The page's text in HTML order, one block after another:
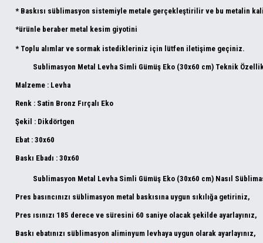
* Baskısı süblimasyon sistemiyle metale gerçekleştirilir ve bu metalin
*ürünle beraber metal kesim giyotini
* Toplu alımlar ve sormak istedikleriniz için lütfen iletişime geçiniz.
Sublimasyon Metal Levha Simli Gümüş Eko (30x60 cm) Teknik
Malzeme : Levha
Renk : Satin Bronz Fırçalı Eko
Şekil : Dikdörtgen
Ebat : 30x60
Baskı Ebadı : 30x60
Sublimasyon Metal Levha Simli Gümüş Eko (30x60 cm) Nasıl
Pres basıncınızı süblimasyon metal baskısına uygun sıkılığa getiriniz,
Pres ısınızı 185 derece ve süresini 60 saniye olacak şekilde ayarlayınız,
Baskı ebatınızı süblimasyon aliminyum levhaya uygun olarak ayarlayınız,